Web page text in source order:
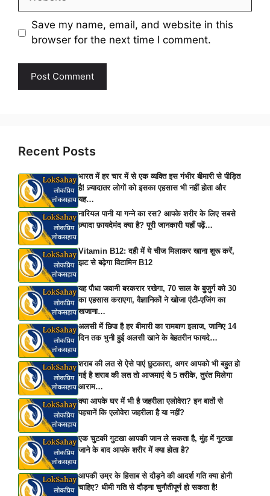
Save my name, email, and website in this
browser for the next time I comment.
Recent Posts
भारत में हर चार में से एक व्यक्ति इस गंभीर बीमारी से पीड़ित
है! ज़्यादातर लोगों को इसका एहसास भी नहीं होता और
यह…
नारियल पानी या गन्ने का रस? आपके शरीर के लिए सबसे
ज़्यादा फ़ायदेमंद क्या है? पूरी जानकारी यहाँ पढ़ें…
Vitamin B12: दही में ये चीज मिलाकर खाना शुरू करें,
झट से बढ़ेगा विटामिन B12
यह पौधा जवानी बरकरार रखेगा, 70 साल के बुजुर्ग को 30
का एहसास कराएगा, वैज्ञानिकों ने खोजा एंटी-एजिंग का
खजाना…
अलसी में छिपा है हर बीमारी का रामबाण इलाज, जानिए 14
दिन तक भुनी हुई अलसी खाने के बेहतरीन फायदे…
शराब की लत से ऐसे पाएं छुटकारा, अगर आपको भी बहुत हो
गई है शराब की लत तो आजमाएं ये 5 तरीके, तुरंत मिलेगा
आराम…
क्या आपके घर में भी है जहरीला एलोवेरा? इन बातों से
पहचानें कि एलोवेरा जहरीला है या नहीं?
एक चुटकी गुटखा आपकी जान ले सकता है, मुंह में गुटखा
जाने के बाद आपके शरीर में क्या होता है?
आपकी उम्र के हिसाब से दौड़ने की आदर्श गति क्या होनी
चाहिए? धीमी गति से दौड़ना चुनौतीपूर्ण हो सकता है!